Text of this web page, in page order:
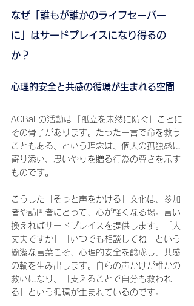
なぜ「誰もが誰かのライフセーバー
に」はサードプレイスになり得るの
か？
心理的安全と共感の循環が生まれる空間
ACBaLの活動は「孤立を未然に防ぐ」ことに
その骨子があります。たった一言で命を救う
こともある、という理念は、個人の孤独感に
寄り添い、思いやりを贈る行為の尊さを示す
ものです。
こうした「そっと声をかける」文化は、参加
者や訪問者にとって、心が軽くなる場。言い
換えればサードプレイスを提供します。「大
丈夫ですか」「いつでも相談してね」という
簡潔な言葉こそ、心理的安全を醸成し、共感
の輪を生み出します。自らの声かけが誰かの
救いになり、「支えることで自分も救われ
る」という循環が生まれているのです。